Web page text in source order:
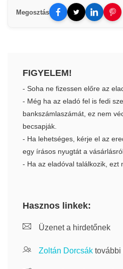
Megosztás
FIGYELEM!
- Soha ne fizessen előre az
- Még ha az eladó fel is fedi
bankszámlaszámát, ez nem
becsapják.
- Ha lehetséges, kérje el az
egy írásos nyugtát a
- Ha az eladóval találkozik, ezt
Hasznos linkek:
Üzenet a hirdetőnek
Zoltán Dorcsák további